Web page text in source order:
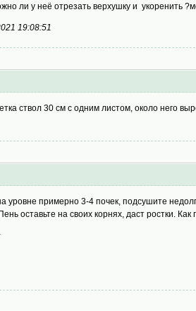
ли у неё отрезать верхушку и укоренить
19:08:51
ствол 30 см с одним листом, около него
уровне примерно 3-4 почек, подсушите
оставьте на своих корнях, даст ростки.